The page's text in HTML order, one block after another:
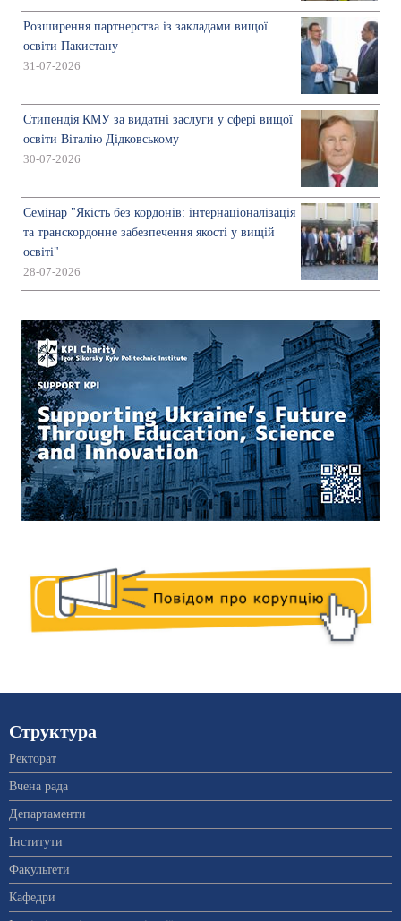
Розширення партнерства із закладами вищої
освіти Пакистану
31-07-2026
Стипендія КМУ за видатні заслуги у сфері вищої
освіти Віталію Дідковському
30-07-2026
Семінар "Якість без кордонів: інтернаціоналізація
та транскордонне забезпечення якості у вищій
освіті"
28-07-2026
Структура
Ректорат
Вчена рада
Департаменти
Інститути
Факультети
Кафедри